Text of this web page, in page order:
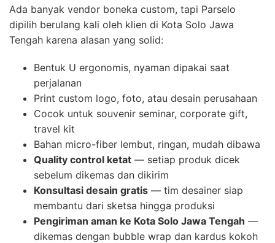
Ada banyak vendor boneka custom, tapi Parselo
dipilih berulang kali oleh klien di Kota Solo Jawa
Tengah karena alasan yang solid:
Bentuk U ergonomis, nyaman dipakai saat
perjalanan
Print custom logo, foto, atau desain perusahaan
Cocok untuk souvenir seminar, corporate gift,
travel kit
Bahan micro-fiber lembut, ringan, mudah dibawa
Quality control ketat — setiap produk dicek
sebelum dikemas dan dikirim
Konsultasi desain gratis — tim desainer siap
membantu dari sketsa hingga produksi
Pengiriman aman ke Kota Solo Jawa Tengah —
dikemas dengan bubble wrap dan kardus kokoh